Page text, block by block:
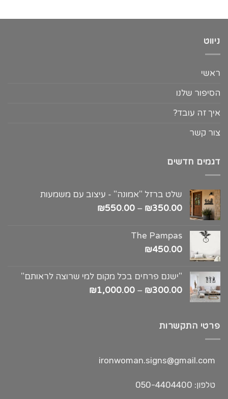
ניווט
ראשי
הסיפור שלנו
איך זה עובד?
צור קשר
דגמים חדשים
שלט ברזל "אמונה" - עיצוב עם משמעות
₪350.00
–
₪550.00
The Pampas
₪450.00
"ישנם פרחים בכל מקום למי שרוצה לראותם"
₪300.00
–
₪1,000.00
פרטי התקשרות
ironwoman.signs@gmail.com
טלפון: 050-4404400